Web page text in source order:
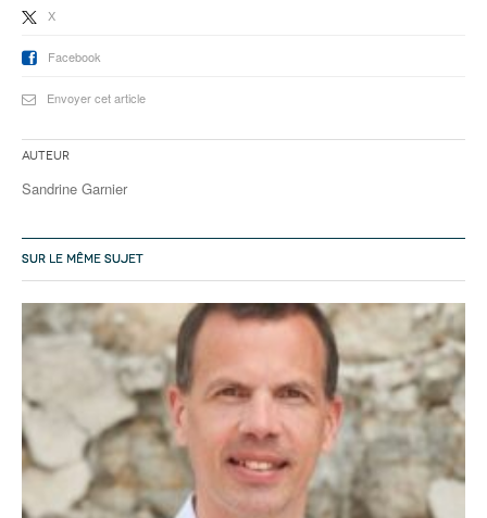
X
Facebook
Envoyer cet article
Auteur
Sandrine Garnier
SUR LE MÊME SUJET